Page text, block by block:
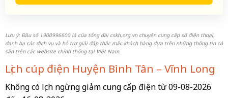
Lưu ý: Đầu số 1900996600 là của tổng đài cskh.org.vn chuyên cung cấp số điện thoại,
danh bạ các dịch vụ và hỗ trợ giải đáp thắc mắc khách hàng dựa trên những thông tin có
sẵn trên các website chính thống tại Việt Nam.
Lịch cúp điện Huyện Bình Tân – Vĩnh Long
Không có lịch ngừng giảm cung cấp điện từ 09-08-2026